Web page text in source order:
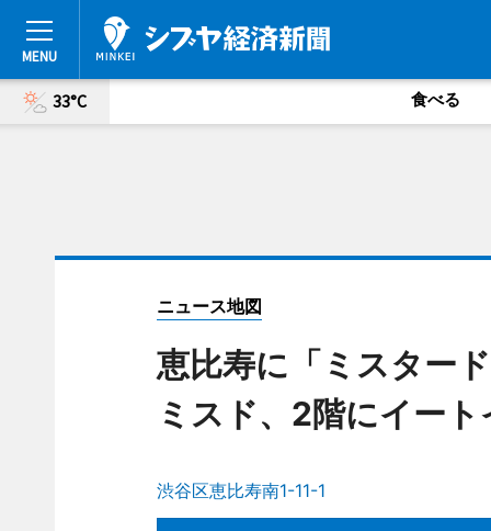
33°C 食べる
ニュース地図
恵比寿に「ミスター
ミスド、2階にイート
渋谷区恵比寿南1-11-1